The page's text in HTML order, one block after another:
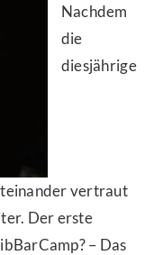
Nachdem
die
diesjährige
vertraut
Der erste
– Das